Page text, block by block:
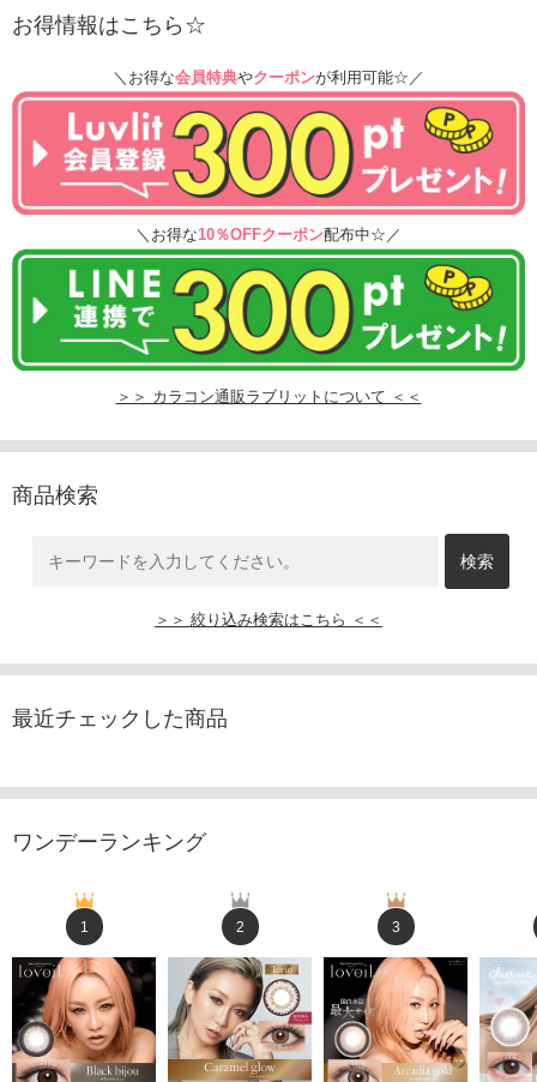
お得情報はこちら☆
＼お得な会員特典やクーポンが利用可能☆／
＼お得な10％OFFクーポン配布中☆／
＞＞ カラコン通販ラブリットについて ＜＜
商品検索
＞＞ 絞り込み検索はこちら ＜＜
最近チェックした商品
ワンデーランキング
1 2 3